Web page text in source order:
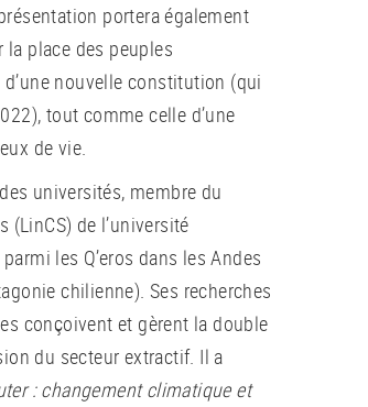
portera également
place des peuples
nouvelle constitution (qui
tout comme celle d’une
de vie.
universités, membre du
de l’université
les Q’eros dans les Andes
chilienne). Ses recherches
conçoivent et gèrent la double
du secteur extractif. Il a
: changement climatique et